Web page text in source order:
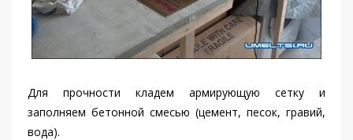
Для прочности кладем армирующую сетку и
заполняем бетонной смесью (цемент, песок, гравий,
вода).